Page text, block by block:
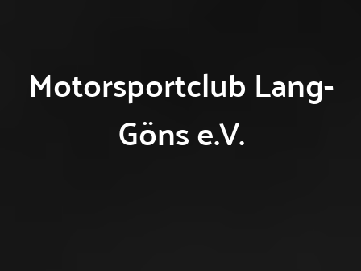
Motorsportclub Lang-
Göns e.V.